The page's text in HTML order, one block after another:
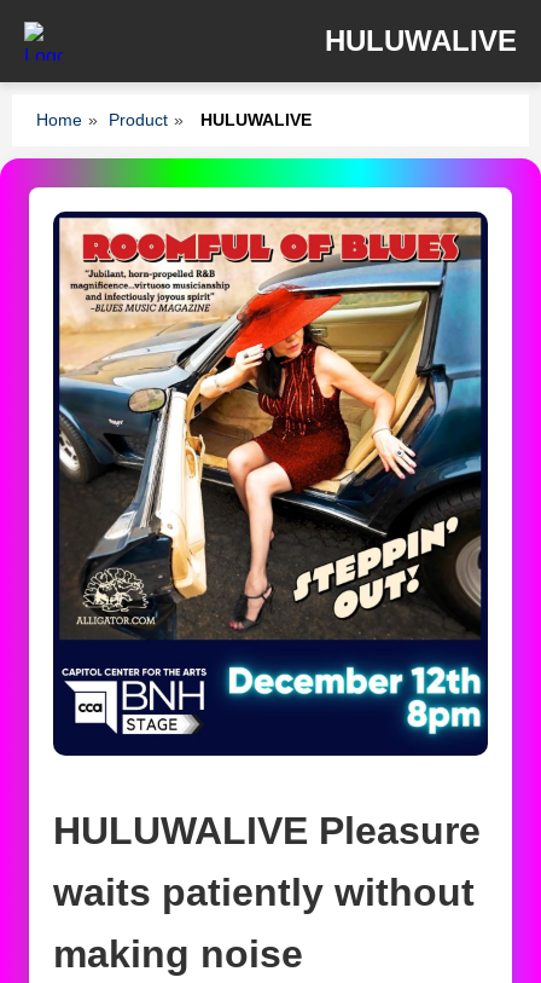
HULUWALIVE
Home » Product » HULUWALIVE
HULUWALIVE Pleasure
waits patiently without
making noise